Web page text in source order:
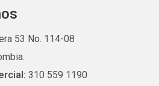
53 No. 114-08
310 559 1190